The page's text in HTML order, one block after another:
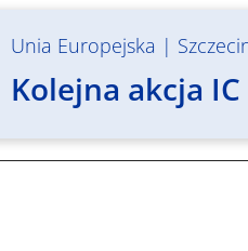
Unia Europejska |
Kolejna akcja